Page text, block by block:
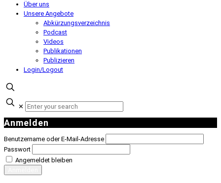
Über uns
Unsere Angebote
Abkürzungsverzeichnis
Podcast
Videos
Publikationen
Publizieren
Login/Logout
✕
Anmelden
Benutzername oder E-Mail-Adresse
Passwort
Angemeldet bleiben